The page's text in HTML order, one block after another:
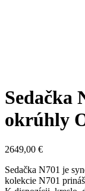
Sedačka
okrúhly
2649,00 €
Sedačka N701 je
kolekcie N701